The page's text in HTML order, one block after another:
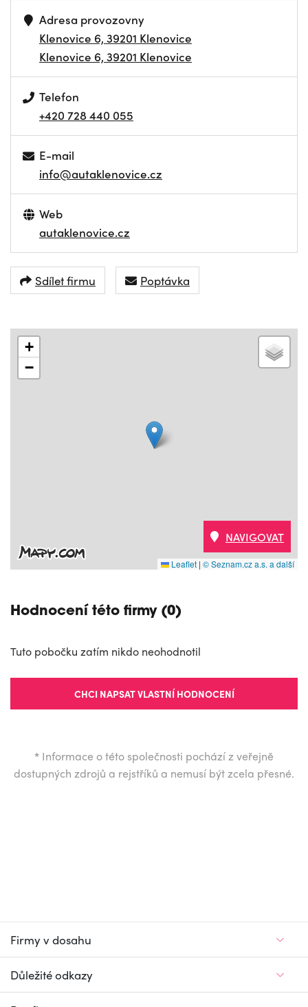
Adresa provozovny
Klenovice 6, 39201 Klenovice
Klenovice 6, 39201 Klenovice
Telefon
+420 728 440 055
E-mail
info@autaklenovice.cz
Web
autaklenovice.cz
Sdílet firmu Poptávka
+
−
Leaflet | © Seznam.cz a.s. a další
NAVIGOVAT
Hodnocení této firmy (0)
Tuto pobočku zatím nikdo neohodnotil
CHCI NAPSAT VLASTNÍ HODNOCENÍ
* Informace o této společnosti pochází z veřejně
dostupných zdrojů a rejstříků a nemusí být zcela přesné.
Firmy v dosahu
Důležité odkazy